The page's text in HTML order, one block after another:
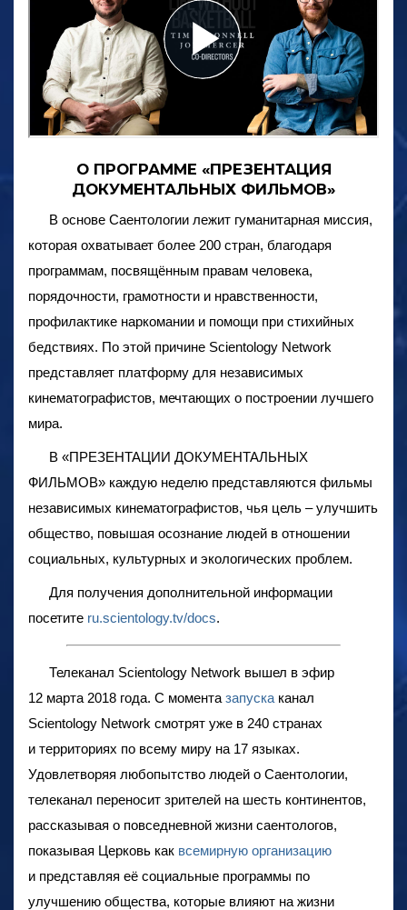
О ПРОГРАММЕ «ПРЕЗЕНТАЦИЯ
ДОКУМЕНТАЛЬНЫХ ФИЛЬМОВ»
В основе Саентологии лежит гуманитарная миссия,
которая охватывает более 200 стран, благодаря
программам, посвящённым правам человека,
порядочности, грамотности и нравственности,
профилактике наркомании и помощи при стихийных
бедствиях. По этой причине Scientology Network
представляет платформу для независимых
кинематографистов, мечтающих о построении лучшего
мира.
В «ПРЕЗЕНТАЦИИ ДОКУМЕНТАЛЬНЫХ
ФИЛЬМОВ» каждую неделю представляются фильмы
независимых кинематографистов, чья цель – улучшить
общество, повышая осознание людей в отношении
социальных, культурных и экологических проблем.
Для получения дополнительной информации
посетите ru.scientology.tv/docs.
Телеканал Scientology Network вышел в эфир
12 марта 2018 года. С момента запуска канал
Scientology Network смотрят уже в 240 странах
и территориях по всему миру на 17 языках.
Удовлетворяя любопытство людей о Саентологии,
телеканал переносит зрителей на шесть континентов,
рассказывая о повседневной жизни саентологов,
показывая Церковь как всемирную организацию
и представляя её социальные программы по
улучшению общества, которые влияют на жизни